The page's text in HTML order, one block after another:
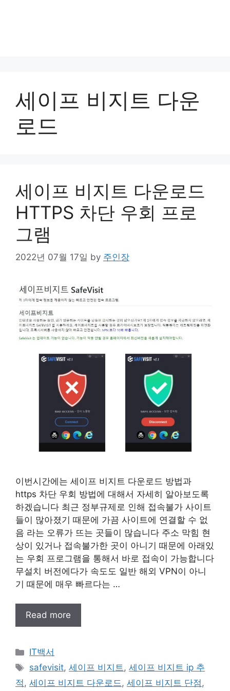
세이프 비지트 다운
로드
세이프 비지트 다운로드
HTTPS 차단 우회 프로
그램
2022년 07월 17일 by 주인장
이번시간에는 세이프 비지트 다운로드 방법과
https 차단 우회 방법에 대해서 자세히 알아보도록
하겠습니다 최근 정부규제로 인해 접속불가 사이트
들이 많아졌기 때문에 가끔 사이트에 연결할 수 없
음 라는 오류가 뜨는 곳들이 많습니다 주소 막힘 현
상이 있거나 접속불가한 곳이 아니기 때문에 아래있
는 우회 프로그램을 통해서 바로 접속이 가능합니다
무설치 버전에다가 속도도 일반 해외 VPN이 아니
기 때문에 매우 빠르다는 …
Read more
Categories
IT백서
Tags
safevisit,세이프 비지트,세이프 비지트 ip 추
적, 세이프 비지트 다운로드, 세이프 비지트 단점,